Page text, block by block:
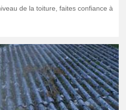
de la toiture, faites confiance à